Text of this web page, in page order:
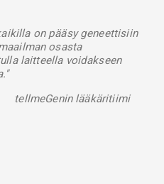
on pääsy geneettisiin
osasta
laitteella voidakseen
tellmeGenin lääkäritiimi